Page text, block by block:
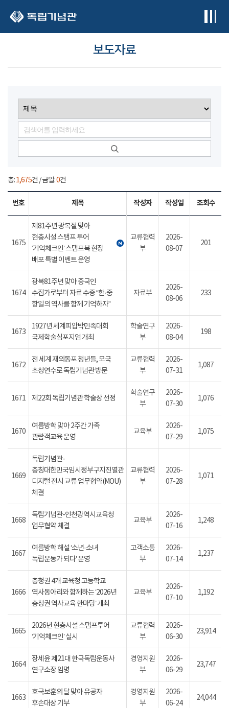
보도자료
총:1,675건 / 금일:0건
번호 제목 작성자 작성일 조회수
1675
제81주년 광복절 맞아
현충시설 스탬프 투어
‘기억체크인’ 스탬프북 현장
배포 특별 이벤트 운영
교류협력
부
2026-
08-07
201
1674
광복81주년 맞아 중국인
수집가로부터 자료 수증 “한·중
항일의 역사를 함께 기억하자”
자료부
2026-
08-06
233
1673
1927년 세계피압박민족대회
국제학술심포지엄 개최
학술연구
부
2026-
08-04
198
1672
전 세계 재외동포 청년들, 모국
초청연수로 독립기념관 방문
교류협력
부
2026-
07-31
1,087
1671 제22회 독립기념관 학술상 선정
학술연구
부
2026-
07-30
1,076
1670
여름방학 맞아 2주간 가족
관람객교육 운영
교육부
2026-
07-29
1,075
1669
독립기념관-
충칭대한민국임시정부구지진열관
디지털 전시 교류 업무협약(MOU)
체결
교류협력
부
2026-
07-28
1,071
1668
독립기념관-인천광역시교육청
업무협약 체결
교육부
2026-
07-16
1,248
1667
여름방학 해설 ‘소년·소녀
독립운동가 되다’ 운영
고객소통
부
2026-
07-14
1,237
1666
충청권 4개 교육청 고등학교
역사동아리와 함께하는 ‘2026년
충청권 역사교육 한마당’ 개최
교육부
2026-
07-10
1,192
1665
2026년 현충시설 스탬프투어
‘기억체크인’ 실시
교류협력
부
2026-
06-30
23,914
1664
장세윤 제21대 한국독립운동사
연구소장 임명
경영지원
부
2026-
06-29
23,747
1663
호국보훈의 달 맞아 유공자
후손대상 기부
경영지원
부
2026-
06-24
24,044